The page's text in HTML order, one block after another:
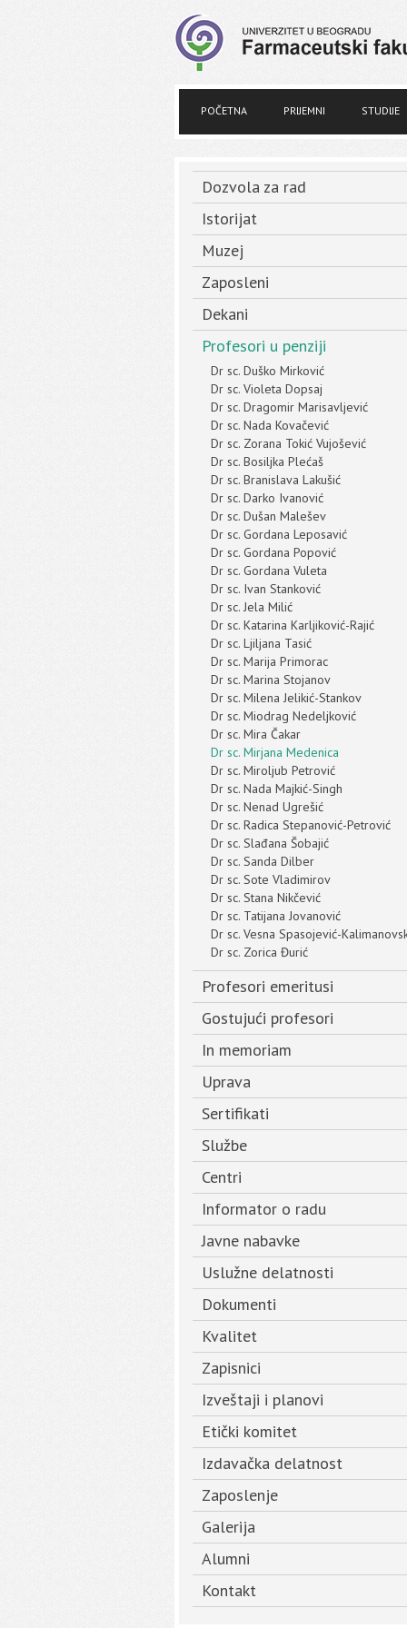
POČETNA PRIJEMNI STUDIJE
Dozvola za rad
Istorijat
Muzej
Zaposleni
Dekani
Profesori u penziji
Dr sc. Duško Mirković
Dr sc. Violeta Dopsaj
Dr sc. Dragomir Marisavlјević
Dr sc. Nada Kovačević
Dr sc. Zorana Tokić Vujošević
Dr sc. Bosiljka Plećaš
Dr sc. Branislava Lakušić
Dr sc. Darko Ivanović
Dr sc. Dušan Malešev
Dr sc. Gordana Leposavić
Dr sc. Gordana Popović
Dr sc. Gordana Vuleta
Dr sc. Ivan Stanković
Dr sc. Jela Milić
Dr sc. Katarina Karljiković-Rajić
Dr sc. Ljiljana Tasić
Dr sc. Marija Primorac
Dr sc. Marina Stojanov
Dr sc. Milena Jelikić-Stankov
Dr sc. Miodrag Nedeljković
Dr sc. Mira Čakar
Dr sc. Mirjana Medenica
Dr sc. Miroljub Petrović
Dr sc. Nada Majkić-Singh
Dr sc. Nenad Ugrešić
Dr sc. Radica Stepanović-Petrović
Dr sc. Slađana Šobajić
Dr sc. Sanda Dilber
Dr sc. Sote Vladimirov
Dr sc. Stana Nikčević
Dr sc. Tatijana Jovanović
Dr sc. Vesna Spasojević-
Dr sc. Zorica Đurić
Profesori emeritusi
Gostujući profesori
In memoriam
Uprava
Sertifikati
Službe
Centri
Informator o radu
Javne nabavke
Uslužne delatnosti
Dokumenti
Kvalitet
Zapisnici
Izveštaji i planovi
Etički komitet
Izdavačka delatnost
Zaposlenje
Galerija
Alumni
Kontakt